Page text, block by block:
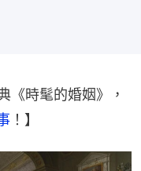
《時髦的婚姻》，
！】